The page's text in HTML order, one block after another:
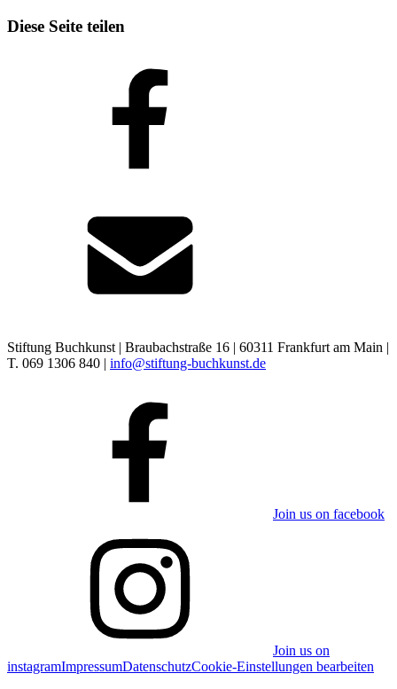
Diese Seite teilen
Stiftung Buchkunst | Braubachstraße 16 | 60311 Frankfurt am Main |
T. 069 1306 840 | info@stiftung-buchkunst.de
Join us on facebook
Join us on
instagramImpressumDatenschutzCookie-Einstellungen bearbeiten